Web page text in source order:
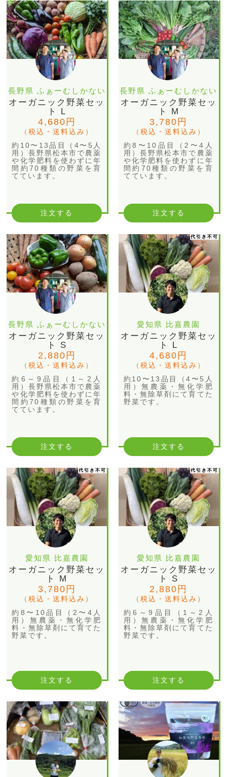
長野県 ふぁーむしかない
オーガニック野菜セッ
ト L
4,680円
（税込・送料込み）
約10〜13品目（4〜5人
用）長野県松本市で農薬
や化学肥料を使わずに年
間約70種類の野菜を育
てています。
注文する
長野県 ふぁーむしかない
オーガニック野菜セッ
ト M
3,780円
（税込・送料込み）
約8〜10品目（2〜4人
用）長野県松本市で農薬
や化学肥料を使わずに年
間約70種類の野菜を育
てています。
注文する
長野県 ふぁーむしかない
オーガニック野菜セッ
ト S
2,880円
（税込・送料込み）
約6～9品目（1～2人
用）長野県松本市で農薬
や化学肥料を使わずに年
間約70種類の野菜を育
てています。
注文する
代引き不可
愛知県 比嘉農園
オーガニック野菜セッ
ト L
4,680円
（税込・送料込み）
約10〜13品目（4〜5人
用）無農薬・無化学肥
料・無除草剤にて育てた
野菜です。
注文する
代引き不可
愛知県 比嘉農園
オーガニック野菜セッ
ト M
3,780円
（税込・送料込み）
約8〜10品目（2〜4人
用）無農薬・無化学肥
料・無除草剤にて育てた
野菜です。
注文する
代引き不可
愛知県 比嘉農園
オーガニック野菜セッ
ト S
2,880円
（税込・送料込み）
約6～9品目（1～2人
用）無農薬・無化学肥
料・無除草剤にて育てた
野菜です。
注文する